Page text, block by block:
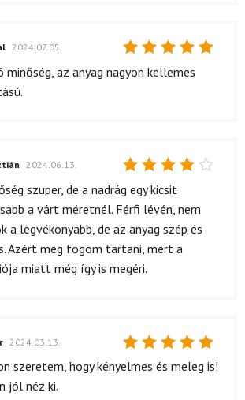
Értékelés:
5
2024.07.05.
minőség, az anyag nagyon kellemes
Értékelés:
4
/ 5
2024.06.13.
szuper, de a nadrág egy kicsit
a várt méretnél. Férfi lévén, nem
a legvékonyabb, de az anyag szép és
Azért meg fogom tartani, mert a
miatt még így is megéri.
Értékelés:
2024.03.13.
szeretem, hogy kényelmes és meleg is!
jól néz ki.